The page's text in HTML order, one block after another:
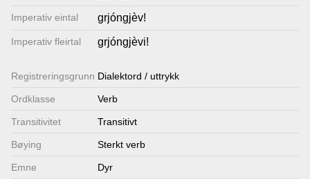
Imperativ eintal grjóngjèv!
Imperativ fleirtal grjóngjèvi!
Registrerings­grunn Dialektord / uttrykk
Ordklasse Verb
Transitivitet Transitivt
Bøying Sterkt verb
Emne Dyr